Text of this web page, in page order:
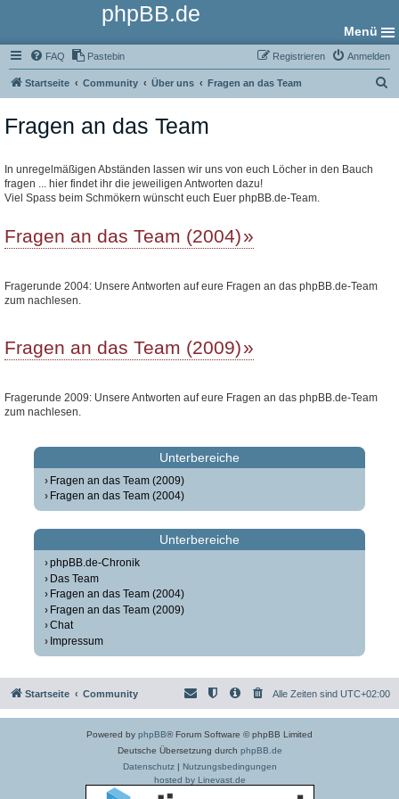
phpBB.de
Menü
FAQ Pastebin Anmelden
Registrieren
Startseite Community Über uns Fragen an das Team
Fragen an das Team
In unregelmäßigen Abständen lassen wir uns von euch Löcher in den Bauch
fragen ... hier findet ihr die jeweiligen Antworten dazu!
Viel Spass beim Schmökern wünscht euch Euer phpBB.de-Team.
Fragen an das Team (2004)
Fragerunde 2004: Unsere Antworten auf eure Fragen an das phpBB.de-Team
zum nachlesen.
Fragen an das Team (2009)
Fragerunde 2009: Unsere Antworten auf eure Fragen an das phpBB.de-Team
zum nachlesen.
Unterbereiche
Fragen an das Team (2009)
Fragen an das Team (2004)
Unterbereiche
phpBB.de-Chronik
Das Team
Fragen an das Team (2004)
Fragen an das Team (2009)
Chat
Impressum
Startseite Community Alle Zeiten sind UTC+02:00
Powered by phpBB® Forum Software © phpBB Limited
Deutsche Übersetzung durch phpBB.de
Datenschutz| Nutzungsbedingungen
hosted by Linevast.de